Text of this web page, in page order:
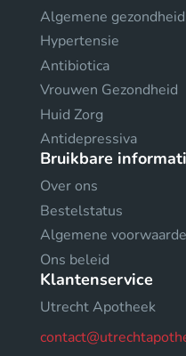
Algemene gezondheid
Hypertensie
Antibiotica
Vrouwen Gezondheid
Huid Zorg
Antidepressiva
Bruikbare
Over ons
Bestelstatus
Algemene
Ons beleid
Klantenservice
Utrecht Apotheek